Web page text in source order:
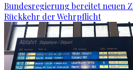
Bundesregierung bereitet neuen
Rückkehr der Wehrpflicht